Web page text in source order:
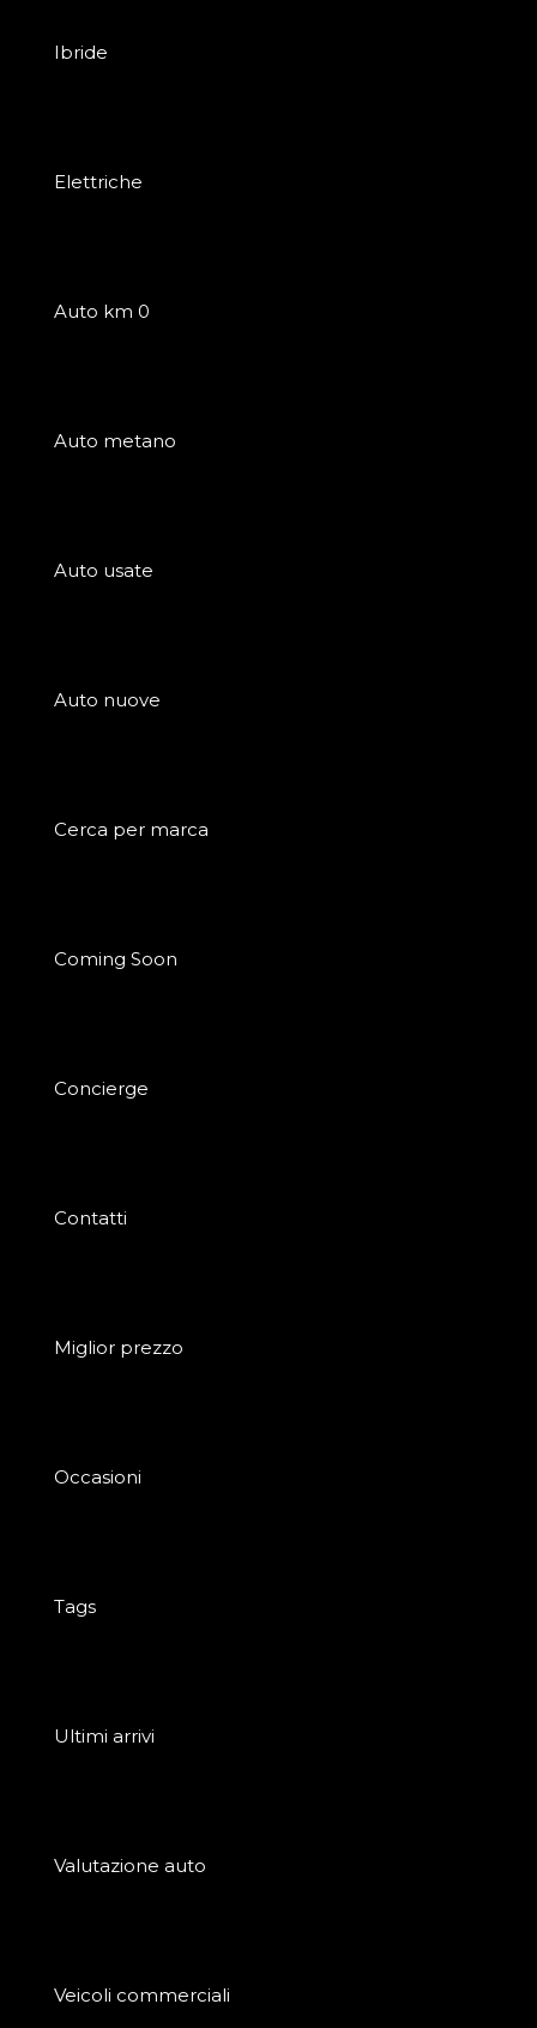
Ibride
Elettriche
Auto km 0
Auto metano
Auto usate
Auto nuove
Cerca per marca
Coming Soon
Concierge
Contatti
Miglior prezzo
Occasioni
Tags
Ultimi arrivi
Valutazione auto
Veicoli commerciali